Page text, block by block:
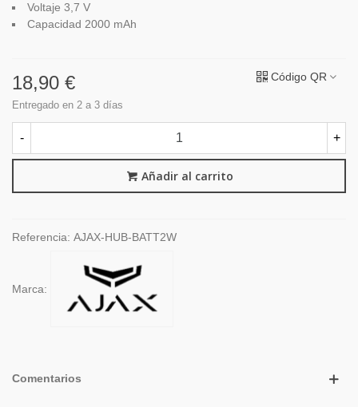
Voltaje 3,7 V
Capacidad 2000 mAh
18,90 €
Entregado en 2 a 3 días
Código QR
- +
Añadir al carrito
Referencia: AJAX-HUB-BATT2W
Marca:
Comentarios